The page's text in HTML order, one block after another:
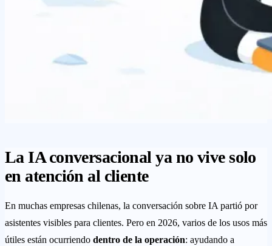
La IA conversacional ya no vive solo
en atención al cliente
En muchas empresas chilenas, la conversación sobre IA partió por
asistentes visibles para clientes. Pero en 2026, varios de los usos más
útiles están ocurriendo dentro de la operación: ayudando a